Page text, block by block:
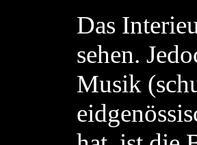
Das
sehen.
Musik